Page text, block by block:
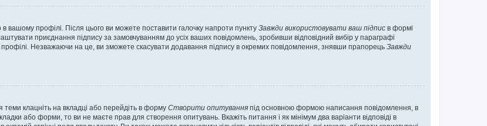
вашому профілі. Після цього ви можете поставити галочку напроти пункту Завжди використовувати ваш підпис в формі
приєднання підпису за замовчуванням до усіх ваших повідомлень, зробивши відповідний вибір у параграфі
Незважаючи на це, ви зможете скасувати додавання підпису в окремих повідомлення, знявши прапорець Завжди
клацніть на вкладці або перейдіть в форму Створити опитування під основною формою написання повідомлення, в
або форми, то ви не маєте прав для створення опитувань. Вкажіть питання і як мінімум два варіанти відповіді в